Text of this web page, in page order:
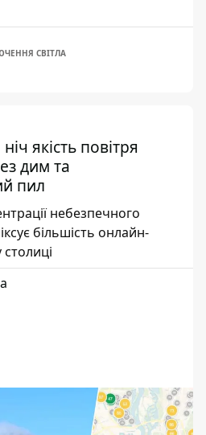
СВІТЛА
якість повітря
дим та
пил
небезпечного
більшість онлайн-